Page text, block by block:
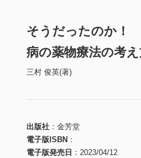
そうだったのか！
病の薬物療法の考え
三村 俊英(著)
出版社
金芳堂
電子版ISBN
電子版発売日
2023/04/12